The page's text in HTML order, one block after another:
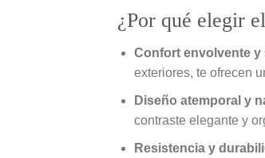
¿Por qué elegir
Confort envolvente y
exteriores, te ofrecen
Diseño atemporal y
contraste elegante y
Resistencia y